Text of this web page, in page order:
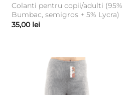
Colanti pentru copii/adulti (95%
Bumbac, semigros + 5% Lycra)
35,00 lei